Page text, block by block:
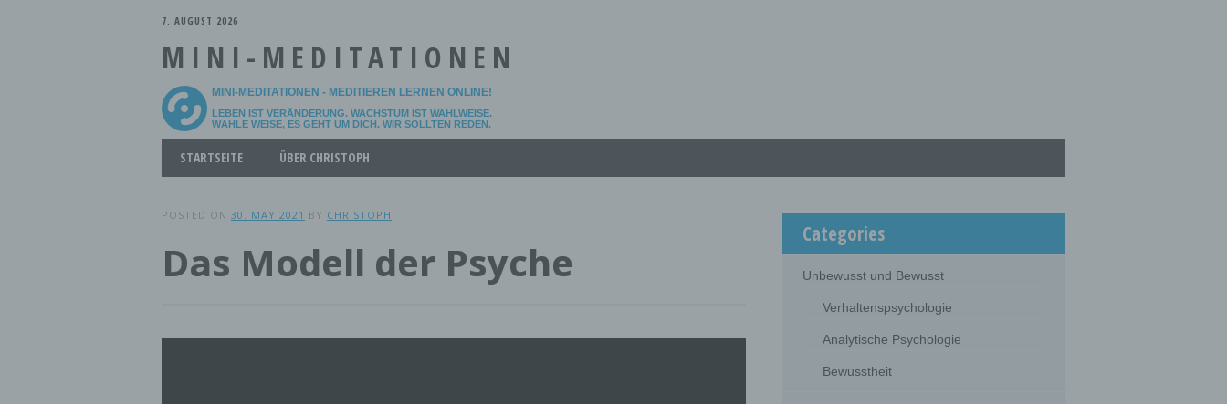
7. AUGUST 2026
MINI-MEDITATIONEN
MINI-MEDITATIONEN - MEDITIEREN LERNEN ONLINE!
LEBEN IST VERÄNDERUNG. WACHSTUM IST WAHLWEISE.
WÄHLE WEISE, ES GEHT UM DICH. WIR SOLLTEN REDEN.
Main menu
STARTSEITE ÜBER CHRISTOPH
POSTED ON 30. MAY 2021 BY CHRISTOPH
Das Modell der Psyche
Categories
Unbewusst und Bewusst
Verhaltenspsychologie
Analytische Psychologie
Bewusstheit